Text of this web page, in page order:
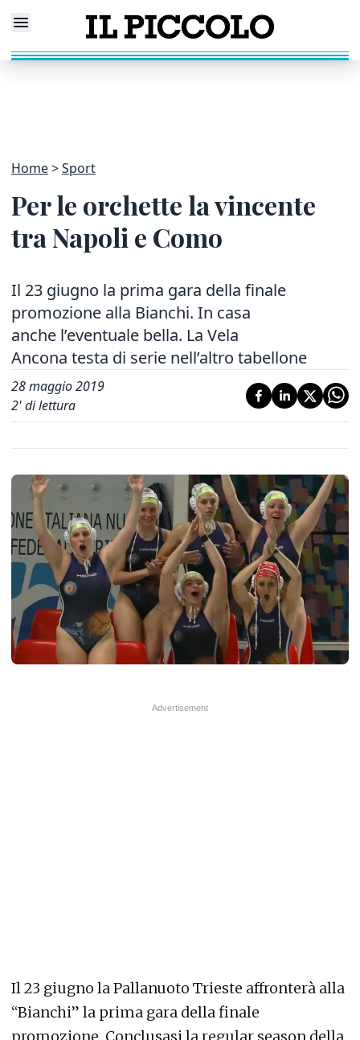
Home Sport
Per le orchette la vincente
tra Napoli e Como
Il 23 giugno la prima gara della finale
promozione alla Bianchi. In casa
anche l’eventuale bella. La Vela
Ancona testa di serie nell’altro tabellone
28 maggio 2019
2' di lettura
Il 23 giugno la Pallanuoto Trieste affronterà alla
“Bianchi” la prima gara della finale